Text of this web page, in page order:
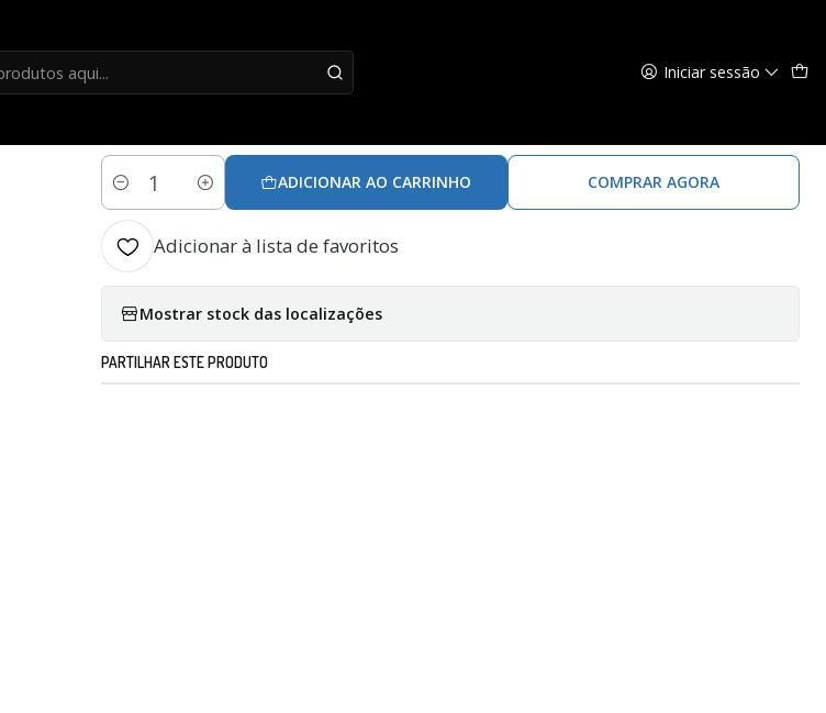
Iniciar sessão
|
Quantidade
ADICIONAR AO CARRINHO COMPRAR AGORA
Adicionar à lista de favoritos
Mostrar stock das localizações
PARTILHAR ESTE PRODUTO